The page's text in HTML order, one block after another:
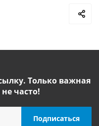
Только важная
часто!